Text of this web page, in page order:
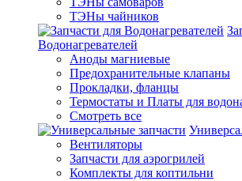
ТЭНы чайников
Водонагревателей
Аноды магниевые
Предохранительные клапаны
Прокладки, фланцы
Термостаты и Платы для
Смотреть все
Вентиляторы
Запчасти для аэрогрилей
Комплекты для коптильни